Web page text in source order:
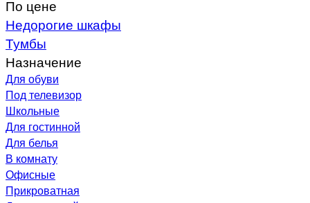
По цене
Недорогие шкафы
Тумбы
Назначение
Для обуви
Под телевизор
Школьные
Для гостинной
Для белья
В комнату
Офисные
Прикроватная